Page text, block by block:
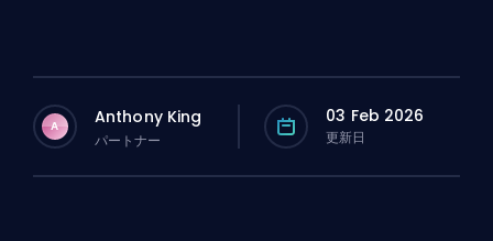
A Anthony King
パートナー
03 Feb 2026
更新日